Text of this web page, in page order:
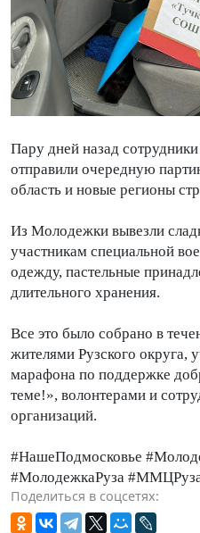
Пару дней назад
отправили очередную
область и новые регионы
Из Молодежки вывезли
участникам специальной
одежду, пастельные
длительного хранения.
Все это было собрано в
жителями Рузского округа,
марафона по поддержке
теме!», волонтерами и
организаций.
#НашеПодмосковье
#МолодежкаРуза
Поделиться в соцсетях: